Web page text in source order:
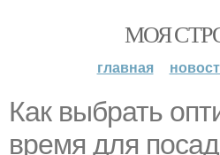
МОЯ
главная
Как выбрать
время для